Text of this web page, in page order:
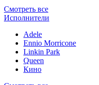
Смотреть все
Исполнители
Adele
Ennio Morricone
Linkin Park
Queen
Кино